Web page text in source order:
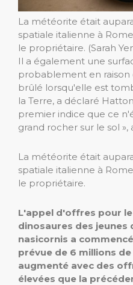
La météorite était
spatiale italienne à
le propriétaire. (Sarah
Il a également une
probablement en raison
brûlé lorsqu'elle est
la Terre, a déclaré
premier indice que ce
grand rocher sur le sol »,
La météorite était
spatiale italienne à
le propriétaire.
L'appel d'offres pour
dinosaures des jeunes
nasicornis a
prévue de 6 millions
augmenté avec des
élevées que la